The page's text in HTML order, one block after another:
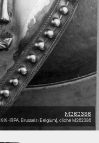
M262386
KIK-IRPA, Brussels (Belgium), cliché M262386